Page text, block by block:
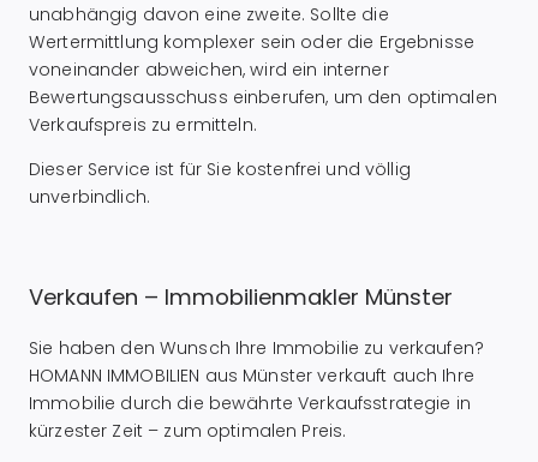
unabhängig davon eine zweite. Sollte die
Wertermittlung komplexer sein oder die Ergebnisse
voneinander abweichen, wird ein interner
Bewertungsausschuss einberufen, um den optimalen
Verkaufspreis zu ermitteln.
Dieser Service ist für Sie kostenfrei und völlig
unverbindlich.
Verkaufen – Immobilienmakler Münster
Sie haben den Wunsch Ihre Immobilie zu verkaufen?
HOMANN IMMOBILIEN aus Münster verkauft auch Ihre
Immobilie durch die bewährte Verkaufsstrategie in
kürzester Zeit – zum optimalen Preis.